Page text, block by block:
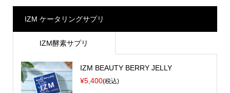
IZM ケータリングサプリ
IZM酵素サプリ
IZM BEAUTY BERRY JELLY
¥5,400(税込)